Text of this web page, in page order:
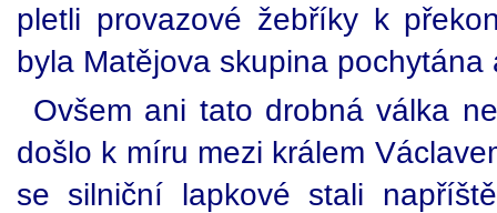
pletli provazové žebříky k
byla Matějova skupina
Ovšem ani tato drobná válka
došlo k míru mezi králem
se silniční lapkové stali